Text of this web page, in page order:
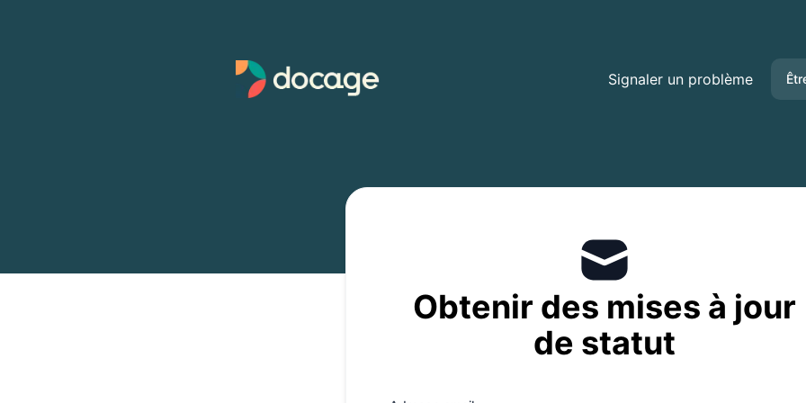
Signaler un problème
Obtenir des mises à jour
de statut